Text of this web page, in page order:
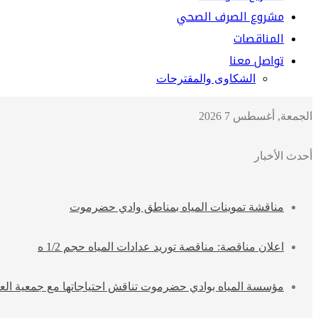
مشروع الصرف الصحي
المناقصات
تواصل معنا
الشكاوى والمقترحات
الجمعة, أغسطس 7 2026
أحدث الأخبار
مناقشة تموينات المياه بمناطق وادي حضرموت
اعلان مناقصة: مناقصة توريد عدادات المياه حجم 1/2 ه
مؤسسة المياه بوادي حضرموت تناقش احتياجاتها مع جمعية